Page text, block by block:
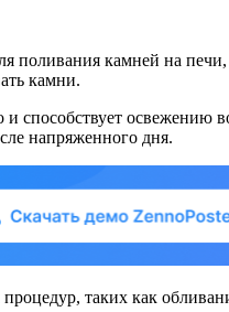
поливания камней на
камни.
способствует
напряженного дня.
таких как